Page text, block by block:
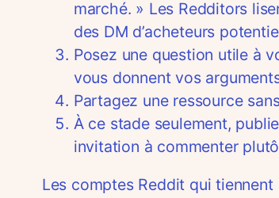
marché. » Les Redditors
des DM d’acheteurs
Posez une question utile à
vous donnent vos
Partagez une ressource
À ce stade seulement,
invitation à commenter
Les comptes Reddit qui